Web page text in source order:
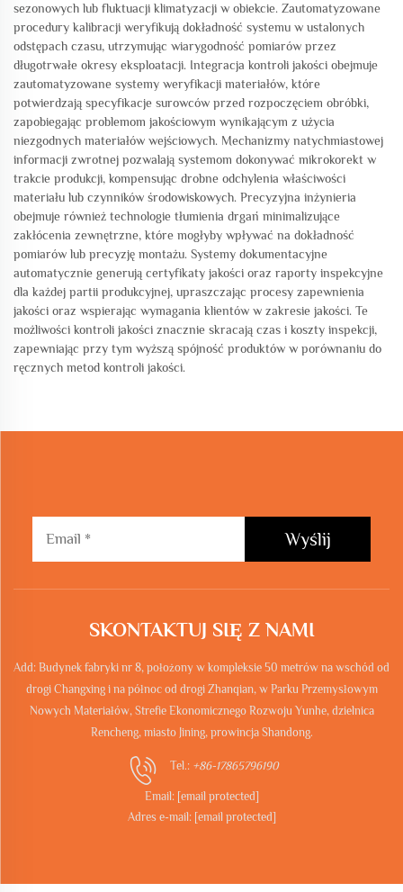
sezonowych lub fluktuacji klimatyzacji w obiekcie. Zautomatyzowane
procedury kalibracji weryfikują dokładność systemu w ustalonych
odstępach czasu, utrzymując wiarygodność pomiarów przez
długotrwałe okresy eksploatacji. Integracja kontroli jakości obejmuje
zautomatyzowane systemy weryfikacji materiałów, które
potwierdzają specyfikacje surowców przed rozpoczęciem obróbki,
zapobiegając problemom jakościowym wynikającym z użycia
niezgodnych materiałów wejściowych. Mechanizmy natychmiastowej
informacji zwrotnej pozwalają systemom dokonywać mikrokorekt w
trakcie produkcji, kompensując drobne odchylenia właściwości
materiału lub czynników środowiskowych. Precyzyjna inżynieria
obejmuje również technologie tłumienia drgań minimalizujące
zakłócenia zewnętrzne, które mogłyby wpływać na dokładność
pomiarów lub precyzję montażu. Systemy dokumentacyjne
automatycznie generują certyfikaty jakości oraz raporty inspekcyjne
dla każdej partii produkcyjnej, upraszczając procesy zapewnienia
jakości oraz wspierając wymagania klientów w zakresie jakości. Te
możliwości kontroli jakości znacznie skracają czas i koszty inspekcji,
zapewniając przy tym wyższą spójność produktów w porównaniu do
ręcznych metod kontroli jakości.
Wyślij
SKONTAKTUJ SIĘ Z NAMI
Add: Budynek fabryki nr 8, położony w kompleksie 50 metrów na wschód od
drogi Changxing i na północ od drogi Zhanqian, w Parku Przemysłowym
Nowych Materiałów, Strefie Ekonomicznego Rozwoju Yunhe, dzielnica
Rencheng, miasto Jining, prowincja Shandong.
Tel.: +86-17865796190
Email: [email protected]
Adres e-mail: [email protected]